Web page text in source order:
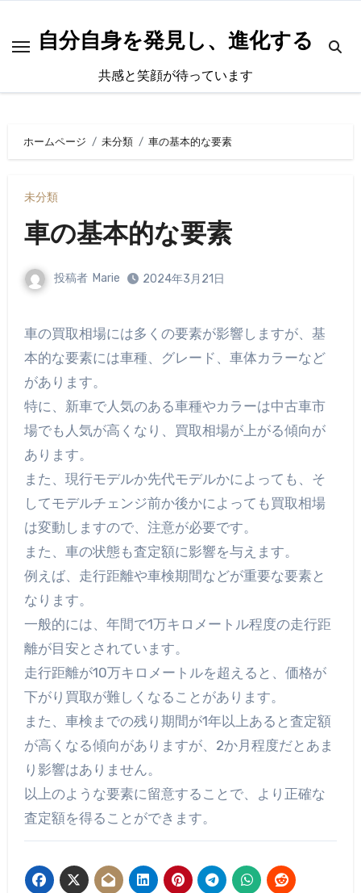
自分自身を発見し、進化する
共感と笑顔が待っています
ホームページ 未分類 車の基本的な要素
未分類
車の基本的な要素
投稿者 Marie 2024年3月21日
車の買取相場には多くの要素が影響しますが、基
本的な要素には車種、グレード、車体カラーなど
があります。
特に、新車で人気のある車種やカラーは中古車市
場でも人気が高くなり、買取相場が上がる傾向が
あります。
また、現行モデルか先代モデルかによっても、そ
してモデルチェンジ前か後かによっても買取相場
は変動しますので、注意が必要です。
また、車の状態も査定額に影響を与えます。
例えば、走行距離や車検期間などが重要な要素と
なります。
一般的には、年間で1万キロメートル程度の走行距
離が目安とされています。
走行距離が10万キロメートルを超えると、価格が
下がり買取が難しくなることがあります。
また、車検までの残り期間が1年以上あると査定額
が高くなる傾向がありますが、2か月程度だとあま
り影響はありません。
以上のような要素に留意することで、より正確な
査定額を得ることができます。